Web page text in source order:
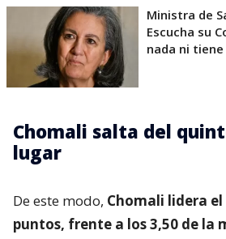
Ministra de
Escucha su
nada ni
Chomali salta del
lugar
De este modo, Chomali lidera
puntos, frente a los 3,50 de la